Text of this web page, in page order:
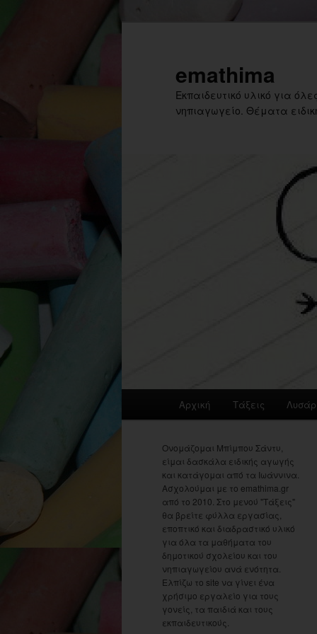
emathima
Εκπαιδευτικό υλικό για
νηπιαγωγείο. Θέματα
Αρχική Τάξεις
Ονομάζομαι Μπίμπου Σάντυ,
είμαι δασκάλα ειδικής αγωγής
και κατάγομαι από τα Ιωάννινα.
Ασχολούμαι με το emathima.gr
από το 2010. Στο μενού "Τάξεις"
θα βρείτε φύλλα εργασίας,
εποπτικό και διαδραστικό υλικό
για όλα τα μαθήματα του
δημοτικού σχολείου και του
νηπιαγωγείου ανά ενότητα.
Ελπίζω το site να γίνει ένα
χρήσιμο εργαλείο για τους
γονείς, τα παιδιά και τους
εκπαιδευτικούς.